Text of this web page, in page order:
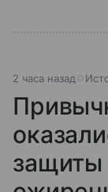
2 часа назад
защиты